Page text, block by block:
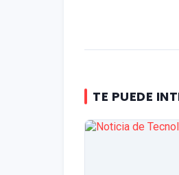
TE PUEDE